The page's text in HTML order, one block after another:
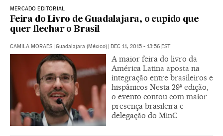
MERCADO EDITORIAL
Feira do Livro de Guadalajara, o cupido que
quer flechar o Brasil
CAMILA MORAES Guadalajara (México) DEC 11, 2015 - 13:56 EST
A maior feira do livro da
América Latina aposta na
integração entre brasileiros e
hispânicos Nesta 29ª edição,
o evento contou com maior
presença brasileira e
delegação do MinC